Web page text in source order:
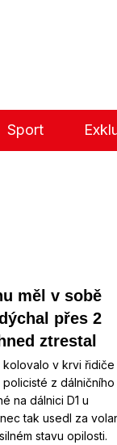
Sport
měl v sobě
přes 2
ztrestal
kolovalo v krvi řidiče
z dálničního
na dálnici D1 u
tak usedl za
stavu opilosti.